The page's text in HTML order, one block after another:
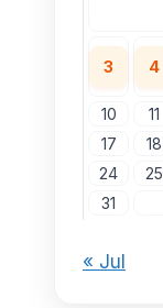
3 4
10 11
17
18
24
25
31
« Jul